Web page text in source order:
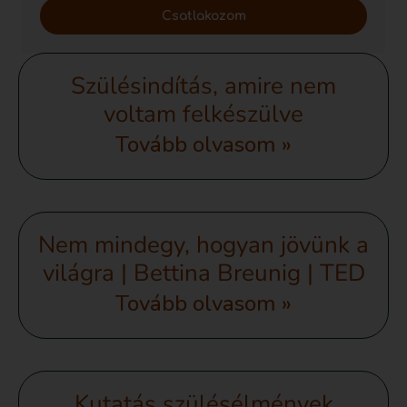
Csatlakozom
Szülésindítás, amire nem
voltam felkészülve
Tovább olvasom »
Nem mindegy, hogyan jövünk a
világra | Bettina Breunig | TED
Tovább olvasom »